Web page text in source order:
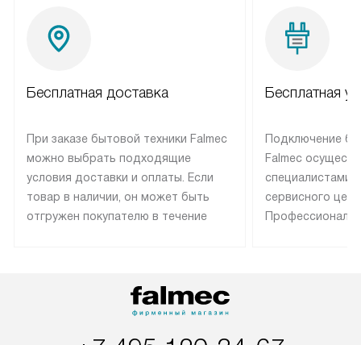
Бесплатная доставка
При заказе бытовой техники Falmec
можно выбрать подходящие
условия доставки и оплаты. Если
товар в наличии, он может быть
отгружен покупателю в течение
оплачивается дополнительно.
Возможна доставка товаров по
Бесплатная
Подключение
Falmec
специалистами
сервисного